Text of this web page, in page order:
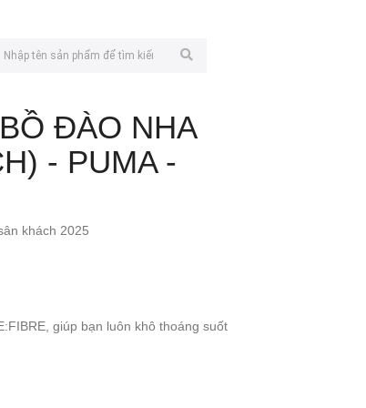
ĐÀO NHA
- PUMA -
khách 2025
giúp bạn luôn khô thoáng suốt